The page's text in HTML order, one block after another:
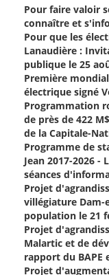
Pour faire valoir
connaître et
Pour que les
Lanaudière :
publique le 25
Première
électrique signé
Programmation
de près de 422
de la Capitale-
Programme de
Jean 2017-2026 -
séances
Projet
villégiature Dam-
population le 21
Projet
Malartic et de
rapport du
Projet